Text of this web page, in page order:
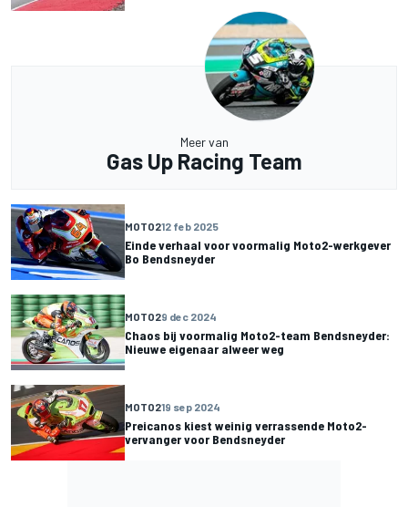
Meer van
Gas Up Racing Team
MOTO212 feb 2025
Einde verhaal voor voormalig Moto2-werkgever
Bo Bendsneyder
MOTO29 dec 2024
Chaos bij voormalig Moto2-team Bendsneyder:
Nieuwe eigenaar alweer weg
MOTO219 sep 2024
Preicanos kiest weinig verrassende Moto2-
vervanger voor Bendsneyder